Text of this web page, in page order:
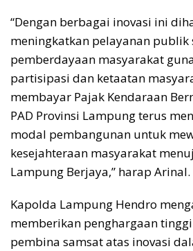
“Dengan berbagai inovasi ini
meningkatkan pelayanan publik
pemberdayaan masyarakat
partisipasi dan ketaatan
membayar Pajak Kendaraan
PAD Provinsi Lampung terus
modal pembangunan untuk
kesejahteraan masyarakat
Lampung Berjaya,” harap Arinal.
Kapolda Lampung Hendro
memberikan penghargaan
pembina samsat atas inovasi